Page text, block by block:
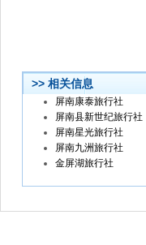
>> 相关信息
屏南康泰旅行社
屏南县新世纪旅行社
屏南星光旅行社
屏南九洲旅行社
金屏湖旅行社